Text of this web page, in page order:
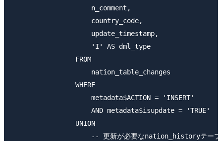
                    n_comment,
                    country_code,
                    update_timestamp,
                    'I' AS dml_type
                FROM
                    nation_table_changes
                WHERE
                    metadata$ACTION = 'INSERT'
                    AND metadata$isupdate = 'TRUE'
                UNION
-- 更新が必要なnation_historyテーブ